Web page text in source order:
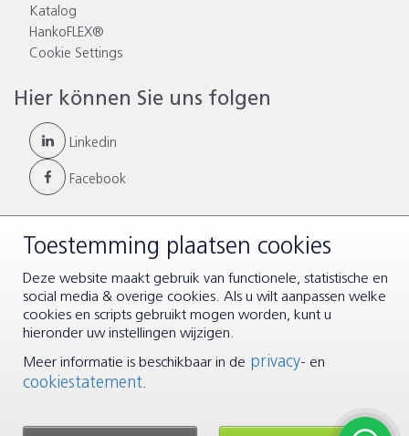
Katalog
HankoFLEX®
Cookie Settings
Hier können Sie uns folgen
Linkedin
Facebook
© Copyright 2026 | Allgemeinen Geschäftsbedingungen |
Disclaimer & Datenschutz
Toestemming plaatsen cookies
Deze website maakt gebruik van functionele, statistische en
social media & overige cookies. Als u wilt aanpassen welke
cookies en scripts gebruikt mogen worden, kunt u
hieronder uw instellingen wijzigen.
Meer informatie is beschikbaar in de privacy- en
cookiestatement.